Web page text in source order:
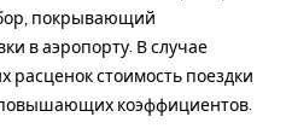
покрывающий
в аэропорту. В случае
стоимость поездки
повышающих коэффициентов.